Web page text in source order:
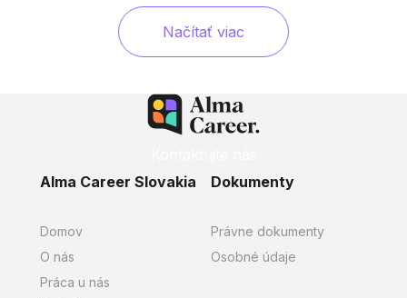
Načítať viac
Alma Career Slovakia
Domov
O nás
Práca u nás
Dokumenty
Právne dokumenty
Osobné údaje